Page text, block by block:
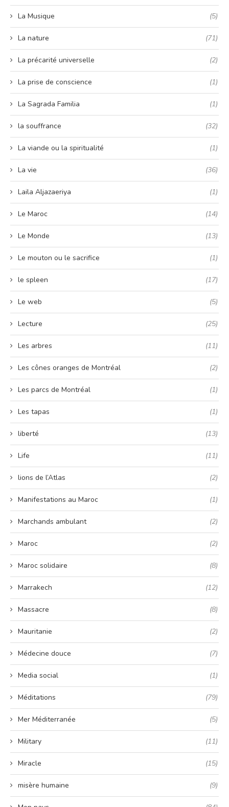
La Musique (5)
La nature (71)
La précarité universelle (2)
La prise de conscience (1)
La Sagrada Familia (1)
la souffrance (32)
La viande ou la spiritualité (1)
La vie (36)
Laila Aljazaeriya (1)
Le Maroc (14)
Le Monde (13)
Le mouton ou le sacrifice (1)
le spleen (17)
Le web (5)
Lecture (25)
Les arbres (11)
Les cônes oranges de Montréal (2)
Les parcs de Montréal (1)
Les tapas (1)
liberté (13)
Life (11)
lions de l’Atlas (2)
Manifestations au Maroc (1)
Marchands ambulant (2)
Maroc (2)
Maroc solidaire (8)
Marrakech (12)
Massacre (8)
Mauritanie (2)
Médecine douce (7)
Media social (1)
Méditations (79)
Mer Méditerranée (5)
Military (11)
Miracle (15)
misère humaine (9)